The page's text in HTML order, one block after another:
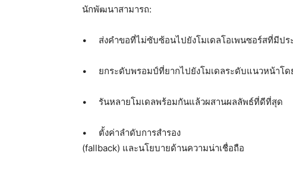
นักพัฒนาสามารถ:
• ส่งคำขอที่ไม่ซับซ้อนไปยังโมเดลโอเพนซอร์สที่มีปร
• ยกระดับพรอมป์ที่ยากไปยังโมเดลระดับแนวหน้าโ
• รันหลายโมเดลพร้อมกันแล้วผสานผลลัพธ์ที่ดีที่สุด
• ตั้งค่าลำดับการสำรอง
(fallback) และนโยบายด้านความน่าเชื่อถือ